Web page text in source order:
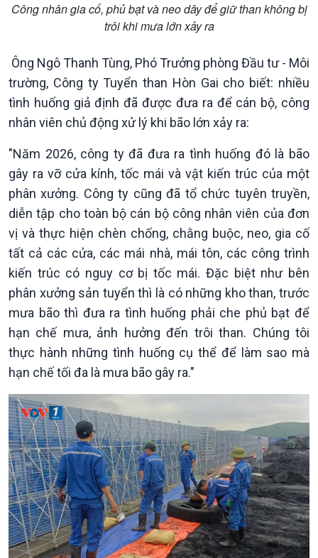
Kinh tế
Tin Kinh tế
Trước giờ mở cửa
Dòng chảy Kinh tế
Sức sống hàng Việt
Khởi nghiệp
Tuyên chiến với gian lận
thương mại
Nông nghiệp & Biển đảo
Tin Nông nghiệp & Biển
đảo
Mùa vàng
Biển đảo Việt Nam
Tâm tình biên giới và hải
đảo
Tìm hiểu biển, đảo Việt
Nam
Công nhân gia cố, phủ bạt và neo dây để giữ than không bị
trôi khi mưa lớn xảy ra
Ông Ngô Thanh Tùng, Phó Trưởng phòng Đầu tư - Môi
trường, Công ty Tuyển than Hòn Gai cho biết: nhiều
tình huống giả định đã được đưa ra để cán bộ, công
nhân viên chủ động xử lý khi bão lớn xảy ra:
"Năm 2026, công ty đã đưa ra tình huống đó là bão
gây ra vỡ cửa kính, tốc mái và vật kiến trúc của một
phân xưởng. Công ty cũng đã tổ chức tuyên truyền,
diễn tập cho toàn bộ cán bộ công nhân viên của đơn
vị và thực hiện chèn chống, chằng buộc, neo, gia cố
tất cả các cửa, các mái nhà, mái tôn, các công trình
kiến trúc có nguy cơ bị tốc mái. Đặc biệt như bên
phân xưởng sản tuyển thì là có những kho than, trước
mưa bão thì đưa ra tình huống phải che phủ bạt để
hạn chế mưa, ảnh hưởng đến trôi than. Chúng tôi
thực hành những tình huống cụ thể để làm sao mà
hạn chế tối đa là mưa bão gây ra."